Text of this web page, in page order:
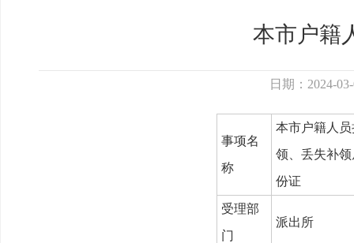
本市户籍
日期：2024-
事项名
称
本市户籍人
领、丢失补
份证
受理部
门
派出所